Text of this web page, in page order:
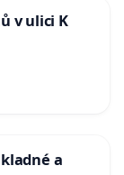
v ulici K
a